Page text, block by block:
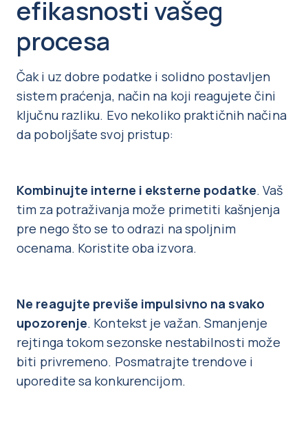
efikasnosti vašeg
procesa
Čak i uz dobre podatke i solidno postavljen
sistem praćenja, način na koji reagujete čini
ključnu razliku. Evo nekoliko praktičnih načina
da poboljšate svoj pristup:
Kombinujte interne i eksterne podatke. Vaš
tim za potraživanja može primetiti kašnjenja
pre nego što se to odrazi na spoljnim
ocenama. Koristite oba izvora.
Ne reagujte previše impulsivno na svako
upozorenje. Kontekst je važan. Smanjenje
rejtinga tokom sezonske nestabilnosti može
biti privremeno. Posmatrajte trendove i
uporedite sa konkurencijom.